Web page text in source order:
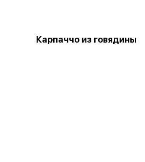
Карпаччо из говядины